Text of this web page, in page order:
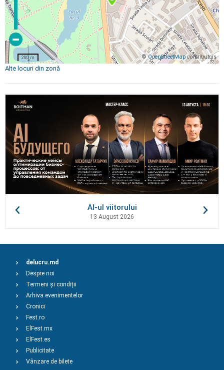
©OpenStreetMapcontributors
200 m
Alte locuri din zonă
AI-ul viitorului
13 August 2026
delucru.md
Despre noi
Termeni și condiții
Arhiva evenimentelor
Cronici
Fest.ro
ElFest.mx
ElFest.es
Publicitate
Vânzare de bilete